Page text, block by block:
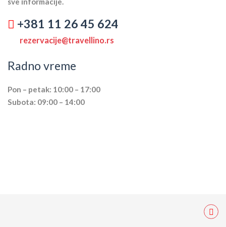
+381 11 26 45 624
rezervacije@travellino.rs
Radno vreme
Pon – petak: 10:00 – 17:00
Subota: 09:00 – 14:00